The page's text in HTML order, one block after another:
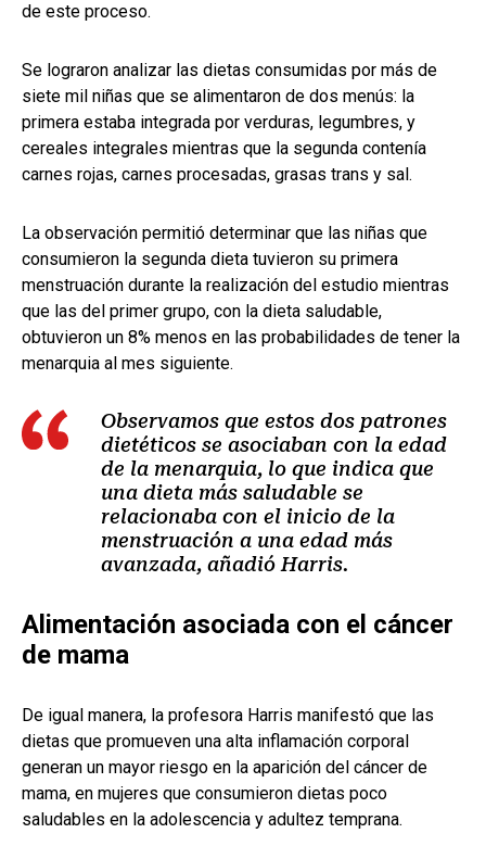
de este proceso.
Se lograron analizar las dietas consumidas por más de
siete mil niñas que se alimentaron de dos menús: la
primera estaba integrada por verduras, legumbres, y
cereales integrales mientras que la segunda contenía
carnes rojas, carnes procesadas, grasas trans y sal.
La observación permitió determinar que las niñas que
consumieron la segunda dieta tuvieron su primera
menstruación durante la realización del estudio mientras
que las del primer grupo, con la dieta saludable,
obtuvieron un 8% menos en las probabilidades de tener la
menarquia al mes siguiente.
Observamos que estos dos patrones
dietéticos se asociaban con la edad
de la menarquia, lo que indica que
una dieta más saludable se
relacionaba con el inicio de la
menstruación a una edad más
avanzada, añadió Harris.
Alimentación asociada con el cáncer
de mama
De igual manera, la profesora Harris manifestó que las
dietas que promueven una alta inflamación corporal
generan un mayor riesgo en la aparición del cáncer de
mama, en mujeres que consumieron dietas poco
saludables en la adolescencia y adultez temprana.